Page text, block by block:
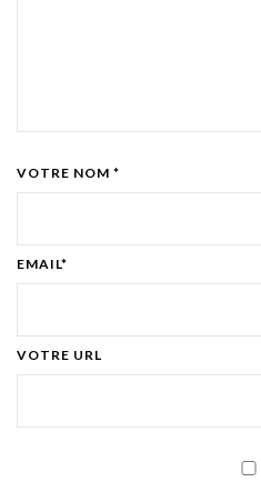
VOTRE NOM *
EMAIL*
VOTRE URL